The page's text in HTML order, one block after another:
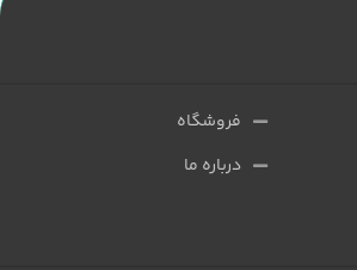
فروشگاه
درباره ما